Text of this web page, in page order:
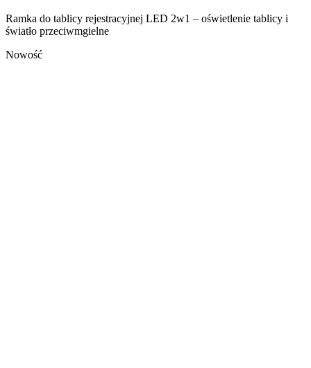
Ramka do tablicy rejestracyjnej LED 2w1 – oświetlenie tablicy i
światło przeciwmgielne
Nowość